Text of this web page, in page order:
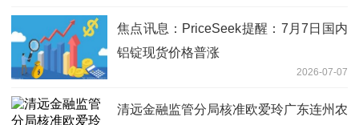
焦点讯息：PriceSeek提醒：7月7日国内
铝锭现货价格普涨
2026-07-07
清远金融监管分局核准欧爱玲广东连州农